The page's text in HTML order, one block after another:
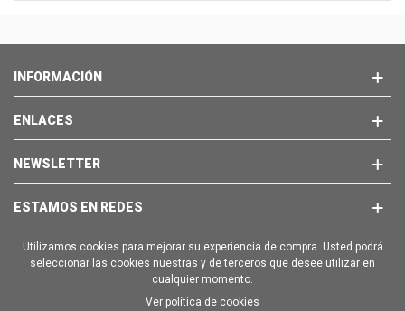
INFORMACIÓN
ENLACES
NEWSLETTER
ESTAMOS EN REDES
Copyright © 2025 - BRAVO EMPORION SL
Utilizamos cookies para mejorar su experiencia de compra. Usted podrá
seleccionar las cookies nuestras y de terceros que desee utilizar en
cualquier momento.
Ver política de cookies